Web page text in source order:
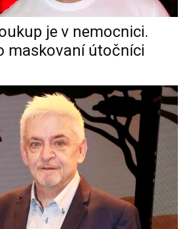
je v nemocnici.
maskovaní útočníci